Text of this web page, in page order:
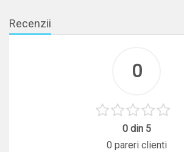
Recenzii
0
0 din 5
0 pareri clienti